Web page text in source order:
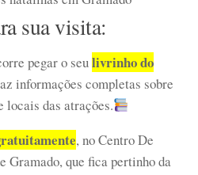
sua visita:
pegar o seulivrinho do
informações completas sobre
locais das atrações.
, no Centro De
Gramado, que fica pertinho da